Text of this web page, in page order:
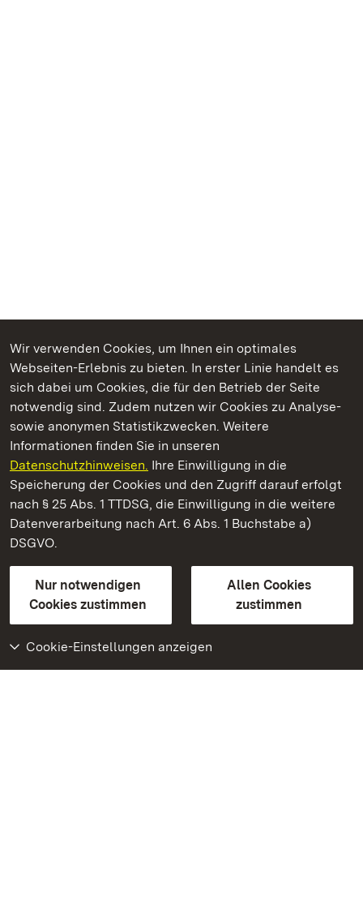
Wir verwenden Cookies, um Ihnen ein optimales
Webseiten-Erlebnis zu bieten. In erster Linie handelt es
sich dabei um Cookies, die für den Betrieb der Seite
notwendig sind. Zudem nutzen wir Cookies zu Analyse-
sowie anonymen Statistikzwecken. Weitere
Informationen finden Sie in unseren
Datenschutzhinweisen. Ihre Einwilligung in die
Speicherung der Cookies und den Zugriff darauf erfolgt
nach § 25 Abs. 1 TTDSG, die Einwilligung in die weitere
Datenverarbeitung nach Art. 6 Abs. 1 Buchstabe a)
DSGVO.
Nur notwendigen
Cookies zustimmen
Allen Cookies
zustimmen
Cookie-Einstellungen anzeigen
Kommen. Staunen. Genießen.
Neues Schloss Meersburg
Staatliche Schlösser und Gärten Baden-Württemberg
Kontakt
GebärdenspracheLeichte Sprache
Erklärung zur Barrierefreiheit
BITV-konform (geprüfte Seiten)
Weiteres